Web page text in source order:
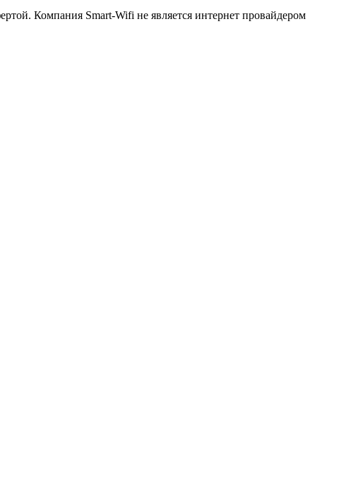
Компания Smart-Wifi не является интернет провайдером